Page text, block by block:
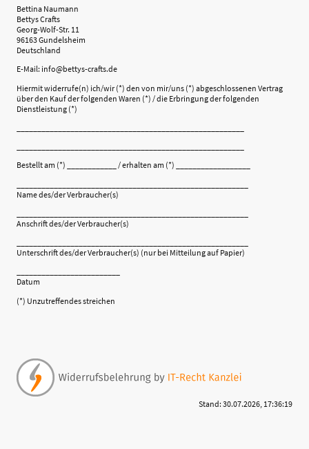
Bettina Naumann
Bettys Crafts
Georg-Wolf-Str. 11
96163 Gundelsheim
Deutschland
E-Mail: info@bettys-crafts.de
Hiermit widerrufe(n) ich/wir (*) den von mir/uns (*) abgeschlossenen Vertrag
über den Kauf der folgenden Waren (*) / die Erbringung der folgenden
Dienstleistung (*)
Bestellt am (*) ____________ / erhalten am (*) __________________
Name des/der Verbraucher(s)
Anschrift des/der Verbraucher(s)
Unterschrift des/der Verbraucher(s) (nur bei Mitteilung auf Papier)
Datum
(*) Unzutreffendes streichen
Stand: 30.07.2026, 17:36:19